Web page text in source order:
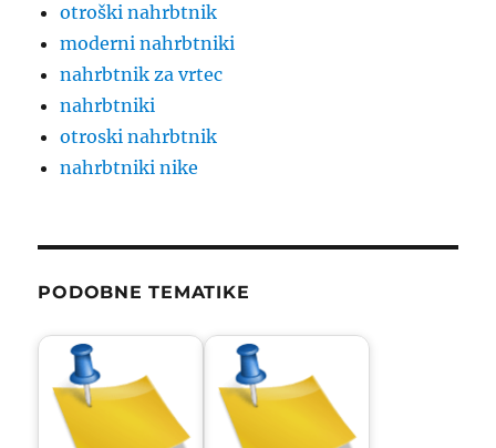
otroški nahrbtnik
moderni nahrbtniki
nahrbtnik za vrtec
nahrbtniki
otroski nahrbtnik
nahrbtniki nike
PODOBNE TEMATIKE